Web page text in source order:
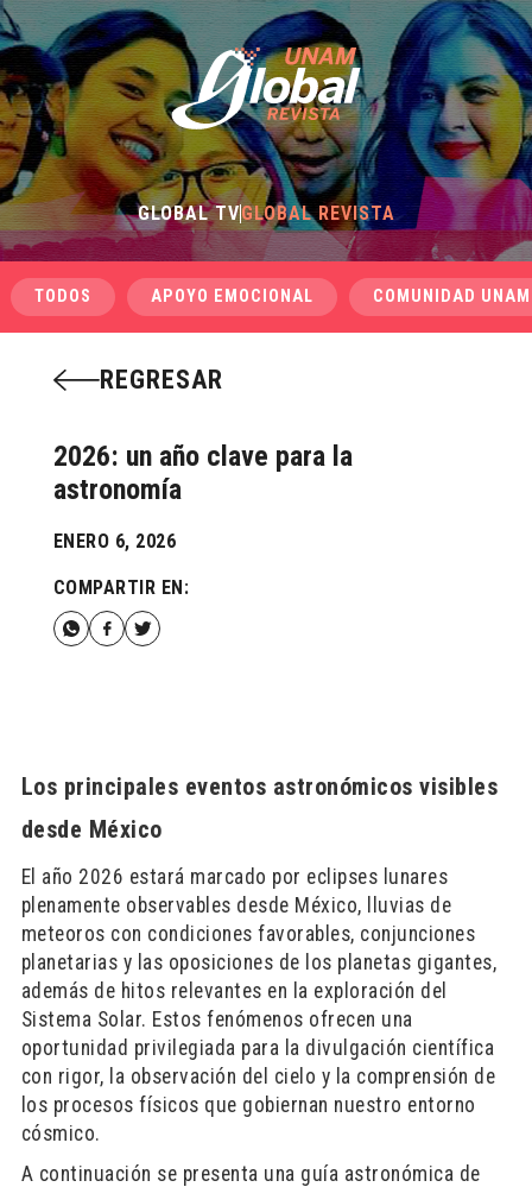
GLOBAL TVGLOBAL REVISTA
TODOS APOYO EMOCIONAL COMUNIDAD UNAM
REGRESAR
2026: un año clave para la
astronomía
ENERO 6, 2026
COMPARTIR EN:
Los principales eventos astronómicos visibles
desde México
El año 2026 estará marcado por eclipses lunares
plenamente observables desde México, lluvias de
meteoros con condiciones favorables, conjunciones
planetarias y las oposiciones de los planetas gigantes,
además de hitos relevantes en la exploración del
Sistema Solar. Estos fenómenos ofrecen una
oportunidad privilegiada para la divulgación científica
con rigor, la observación del cielo y la comprensión de
los procesos físicos que gobiernan nuestro entorno
cósmico.
A continuación se presenta una guía astronómica de